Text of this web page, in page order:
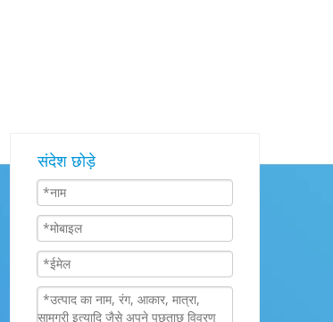
संदेश छोड़े